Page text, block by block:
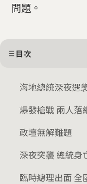
問題。
目次
海地總統深夜遇
爆發槍戰 兩人落
政壇無解難題
深夜突襲 總統身
臨時總理出面 全